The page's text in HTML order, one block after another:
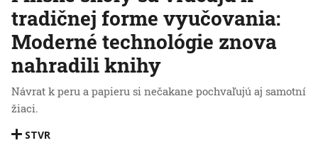
tradičnej forme vyučovania:
Moderné technológie znova
nahradili knihy
Návrat k peru a papieru si nečakane pochvaľujú aj samotní
žiaci.
STVR